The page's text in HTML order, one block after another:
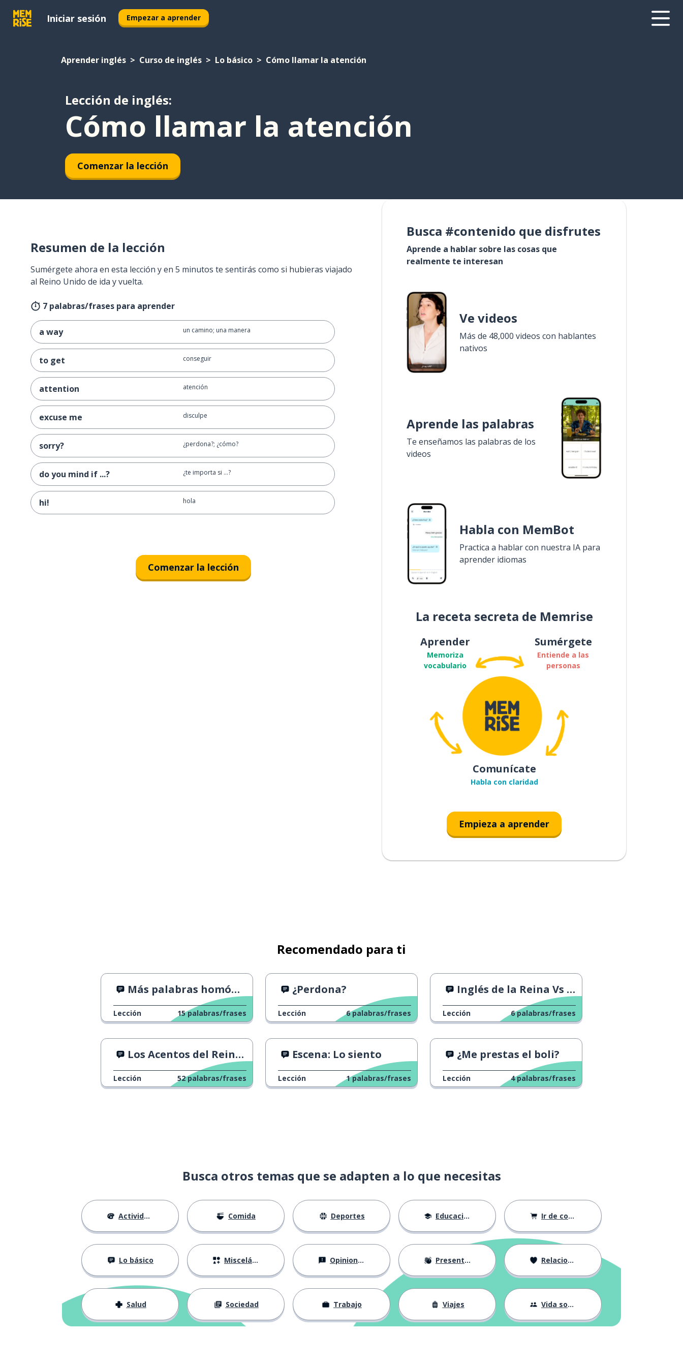
Iniciar sesión Empezar a aprender
Aprender inglés Curso de inglés Lo básico Cómo llamar la atención
Lección de inglés:
Cómo llamar la atención
Comenzar la lección
Resumen de la lección
Sumérgete ahora en esta lección y en 5 minutos te sentirás como si hubieras viajado
al Reino Unido de ida y vuelta.
7 palabras/frases para aprender
a way un camino; una manera
to get conseguir
attention atención
excuse me disculpe
sorry? ¿perdona?; ¿cómo?
do you mind if ...? ¿te importa si ...?
hi! hola
Comenzar la lección
Busca #contenido que disfrutes
Aprende a hablar sobre las cosas que
realmente te interesan
Ve videos
Más de 48,000 videos con hablantes
nativos
Aprende las palabras
Te enseñamos las palabras de los
videos
Habla con MemBot
Practica a hablar con nuestra IA para
aprender idiomas
La receta secreta de Memrise
Aprender
Memoriza
vocabulario
Sumérgete
Entiende a las
personas
Comunícate
Habla con claridad
Empieza a aprender
Recomendado para ti
Más palabras homónimas
Lección 15 palabras/frases
¿Perdona?
Lección 6 palabras/frases
Inglés de la Reina Vs slang 1
Lección 6 palabras/frases
Los Acentos del Reino Unido
Lección 52 palabras/frases
Escena: Lo siento
Lección 1 palabras/frases
¿Me prestas el boli?
Lección 4 palabras/frases
Busca otros temas que se adapten a lo que necesitas
Actividades Comida Deportes Educación Ir de compras
Lo básico Misceláneo Opiniones Presentándose Relaciones
Salud Sociedad Trabajo Viajes Vida social